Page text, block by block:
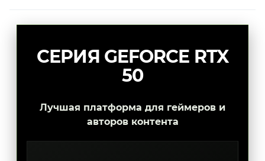
СЕРИЯ GEFORCE RTX
50
Лучшая платформа для геймеров и
авторов контента